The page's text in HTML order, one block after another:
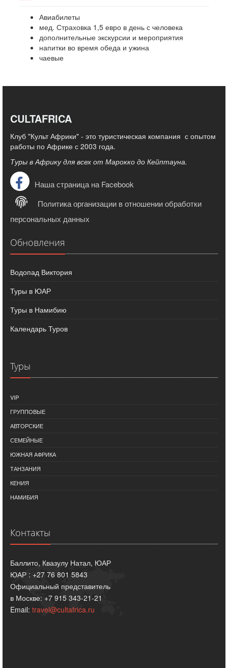
Авиабилеты
мед. Страховка 1,5 евро в день с человека
дополнительные экскурсии и мероприятия
напитки во время обеда и ужина
чаевые
CULTAFRICA
Клуб "Культ Африки" - это туристическая компания с опытом
работы по Африке с 2003 года.
Туры в Африку для всех от Марокко до Кейптауна.
Наша страница на Facebook
Политика организации в отношении обработки
персональных данных
Обновления
Водопад Виктория
Туры в ЮАР
Туры в Намибию
Календарь Туров
Туры
VIP
ГРУППОВЫЕ
АВТОРСКИЕ
СЕМЕЙНЫЕ
ЮЖНАЯ АФРИКА
ТАНЗАНИЯ
КЕНИЯ
НАМИБИЯ
Контакты
Баллито, Квазулу Натал, ЮАР
ЮАР : +27 76 801 5843
Официальный представитель
в Москве: +7 915 343-21-21
Email: travel@cultafrica.ru